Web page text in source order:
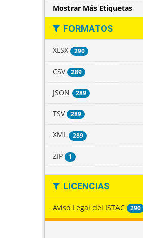
Mostrar Más Etiquetas
FORMATOS
XLSX 290
CSV 289
JSON 289
TSV 289
XML 289
ZIP 1
LICENCIAS
Aviso Legal del ISTAC 290